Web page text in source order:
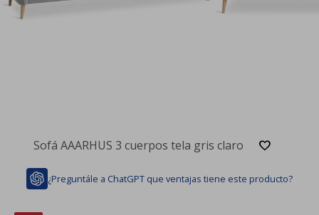
Sofá AAARHUS 3 cuerpos tela gris claro
¿Preguntále a ChatGPT que ventajas tiene este producto?